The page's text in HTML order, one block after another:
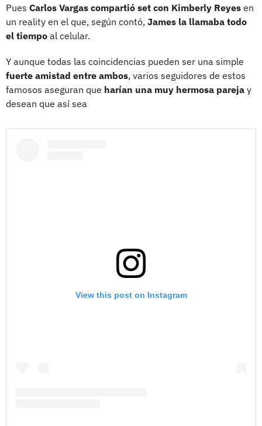
Pues Carlos Vargas compartió set con Kimberly Reyes en
un reality en el que, según contó, James la llamaba todo
el tiempo al celular.
Y aunque todas las coincidencias pueden ser una simple
fuerte amistad entre ambos, varios seguidores de estos
famosos aseguran que harían una muy hermosa pareja y
desean que así sea
View this post on Instagram